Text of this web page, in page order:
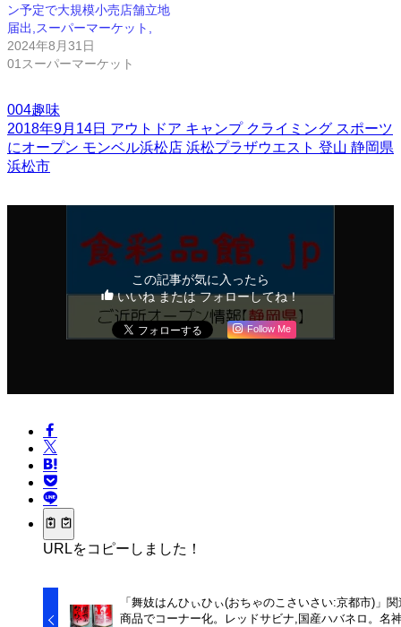
ン予定で大規模小売店舗立地
届出,スーパーマーケット,
2024年8月31日
01スーパーマーケット
004趣味
2018年9月14日 アウトドア キャンプ クライミング スポーツ
にオープン モンベル浜松店 浜松プラザウエスト 登山 静岡県
浜松市
この記事が気に入ったら
いいね または フォローしてね！
Follow Me
URLをコピーしました！
「舞妓はんひぃひぃ(おちゃのこさいさい:京都市)」関
商品でコーナー化。レッドサビナ,国産ハバネロ。名